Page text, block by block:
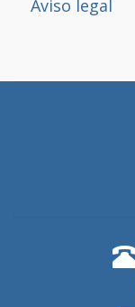
Aviso legal